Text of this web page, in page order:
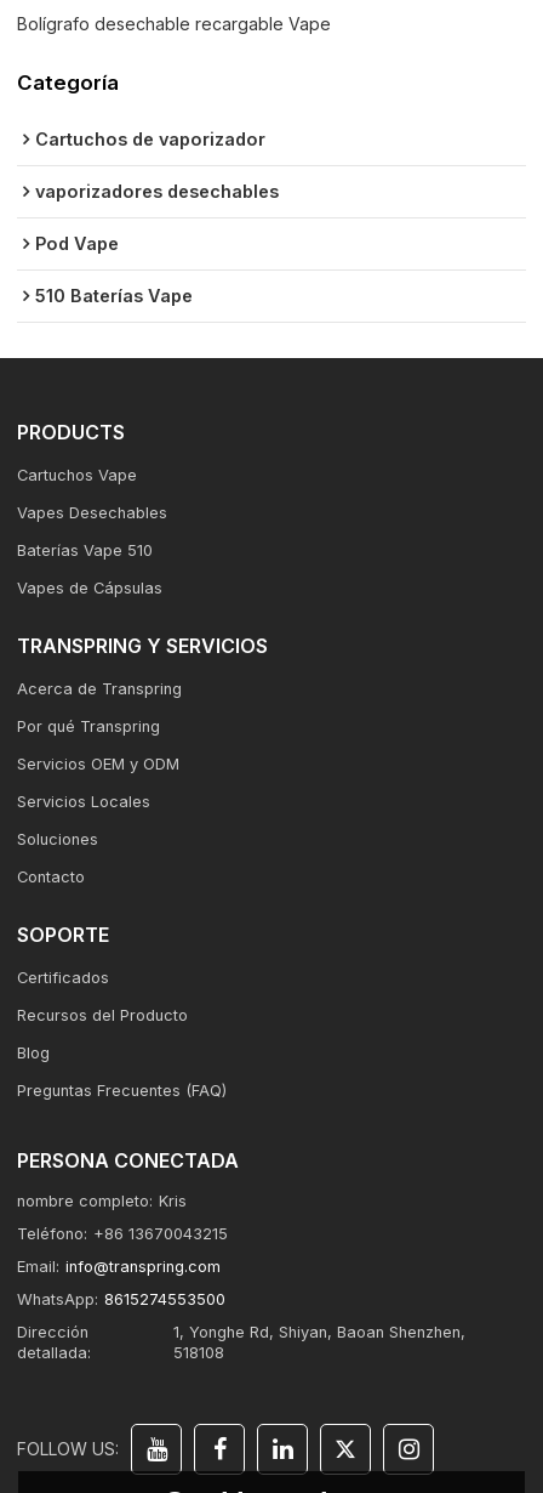
Bolígrafo desechable recargable Vape
Categoría
Cartuchos de vaporizador
vaporizadores desechables
Pod Vape
510 Baterías Vape
PRODUCTS
Cartuchos Vape
Vapes Desechables
Baterías Vape 510
Vapes de Cápsulas
TRANSPRING Y SERVICIOS
Acerca de Transpring
Por qué Transpring
Servicios OEM y ODM
Servicios Locales
Soluciones
Contacto
SOPORTE
Certificados
Recursos del Producto
Blog
Preguntas Frecuentes (FAQ)
PERSONA CONECTADA
nombre completo: Kris
Teléfono: +86 13670043215
Email: info@transpring.com
WhatsApp: 8615274553500
Dirección
detallada:
1, Yonghe Rd, Shiyan, Baoan Shenzhen,
518108
FOLLOW US: